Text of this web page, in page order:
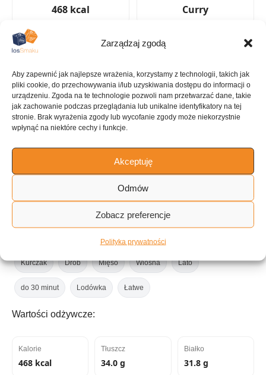
Zarządzaj zgodą
Aby zapewnić jak najlepsze wrażenia, korzystamy z technologii, takich jak
pliki cookie, do przechowywania i/lub uzyskiwania dostępu do informacji o
urządzeniu. Zgoda na te technologie pozwoli nam przetwarzać dane, takie
jak zachowanie podczas przeglądania lub unikalne identyfikatory na tej
stronie. Brak wyrażenia zgody lub wycofanie zgody może niekorzystnie
wpłynąć na niektóre cechy i funkcje.
Akceptuję
Odmów
Zobacz preferencje
Polityka prywatności
468 kcal Curry
KUCHNIA
Amerykańska
ILOŚĆ PORCJI
4 porcje
Tagi:
Obiad/Przekąski
Kurczak Drób Mięso Wiosna Lato
do 30 minut Lodówka Łatwe
Wartości odżywcze:
Kalorie
468 kcal
Tłuszcz
34.0 g
Białko
31.8 g